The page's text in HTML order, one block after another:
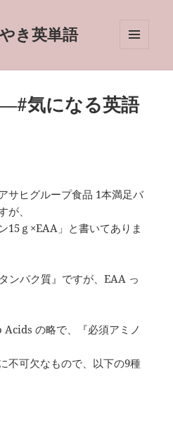
き英単語
ーとウ
ット
気になる英語
サヒグループ食品 1本満足バ
が、
15ｇ×EAA」と書いてありま
ンパク質』ですが、EAA っ
の略で、『必須アミノ
不可欠なもので、以下の9種